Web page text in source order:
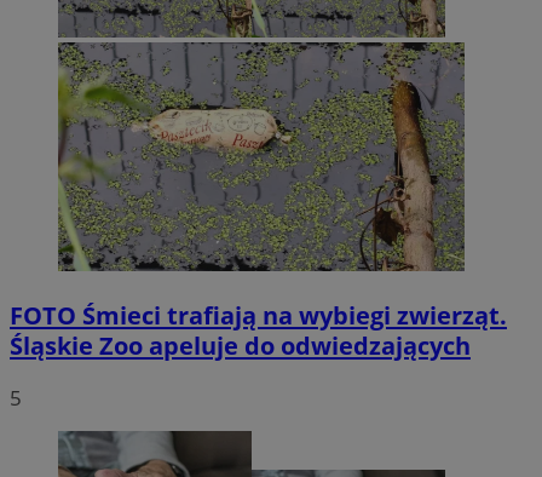
FOTO Śmieci trafiają na wybiegi zwierząt.
Śląskie Zoo apeluje do odwiedzających
5